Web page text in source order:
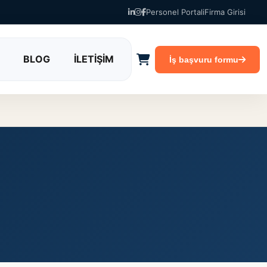
Personel PortaliFirma Girisi
BLOG İLETİŞİM İş başvuru formu